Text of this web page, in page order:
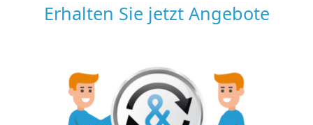
Erhalten Sie jetzt Angebote